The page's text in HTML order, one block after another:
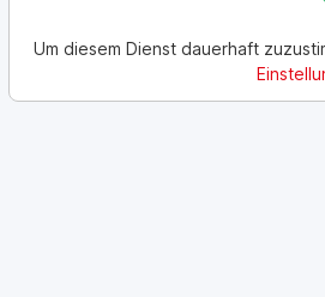
Um diesem Dienst dauerhaft